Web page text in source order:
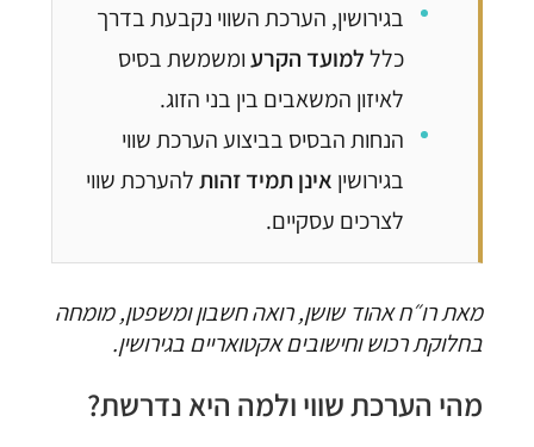
בגירושין, הערכת השווי נקבעת בדרך
כלללמועד הקרעומשמשת בסיס
לאיזון המשאבים בין בני הזוג.
הנחות הבסיס בביצוע הערכת שווי
בגירושין אינן תמיד זהותלהערכת שווי
לצרכים עסקיים.
מאת רו״ח אהוד שושן, רואה חשבון ומשפטן, מומחה
בחלוקת רכוש וחישובים אקטואריים בגירושין.
מהי הערכת שווי ולמה היא נדרשת?